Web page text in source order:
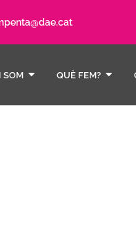
SOM QUÈ FEM?